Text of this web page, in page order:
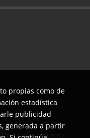
34 Memorial
para la Cuenca
propias como de
estadística
publicidad
generada a partir